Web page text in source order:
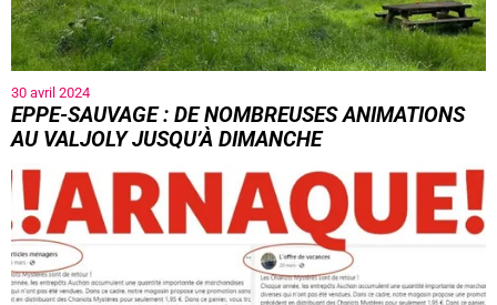
30 avril 2024
EPPE-SAUVAGE : DE NOMBREUSES ANIMATIONS
AU VALJOLY JUSQU’À DIMANCHE